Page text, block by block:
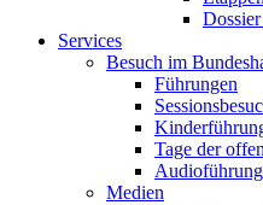
Services
Besuch im
Führungen
Tage der
Medien